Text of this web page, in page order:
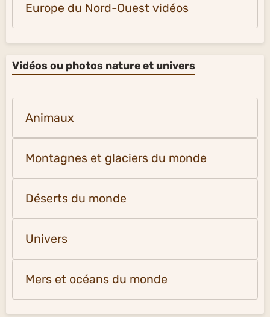
Europe du Nord-Ouest vidéos
Vidéos ou photos nature et univers
Animaux
Montagnes et glaciers du monde
Déserts du monde
Univers
Mers et océans du monde